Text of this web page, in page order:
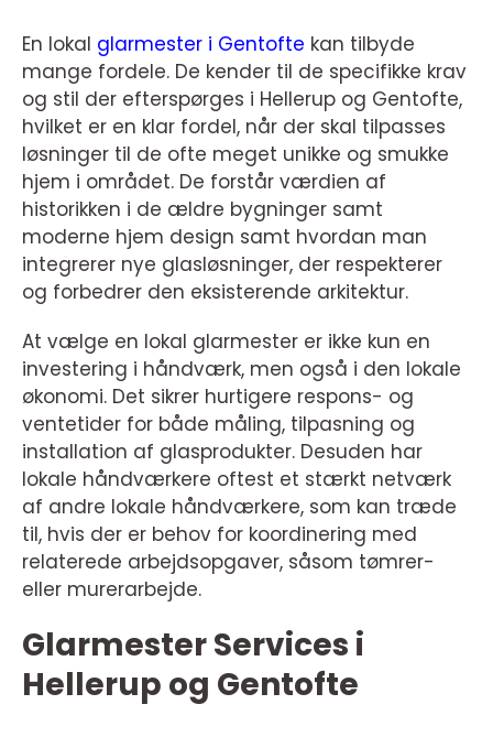
En lokal glarmester i Gentofte kan tilbyde
mange fordele. De kender til de specifikke krav
og stil der efterspørges i Hellerup og Gentofte,
hvilket er en klar fordel, når der skal tilpasses
løsninger til de ofte meget unikke og smukke
hjem i området. De forstår værdien af
historikken i de ældre bygninger samt
moderne hjem design samt hvordan man
integrerer nye glasløsninger, der respekterer
og forbedrer den eksisterende arkitektur.
At vælge en lokal glarmester er ikke kun en
investering i håndværk, men også i den lokale
økonomi. Det sikrer hurtigere respons- og
ventetider for både måling, tilpasning og
installation af glasprodukter. Desuden har
lokale håndværkere oftest et stærkt netværk
af andre lokale håndværkere, som kan træde
til, hvis der er behov for koordinering med
relaterede arbejdsopgaver, såsom tømrer-
eller murerarbejde.
Glarmester Services i
Hellerup og Gentofte